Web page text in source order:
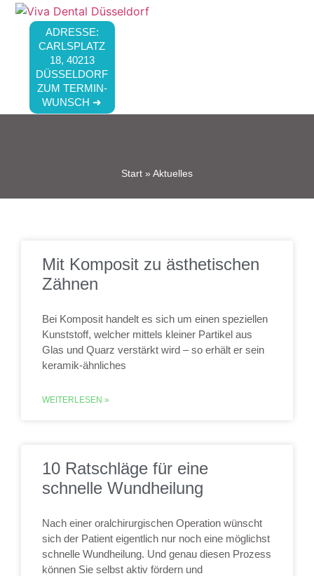
ADRESSE:
CARLSPLATZ
18, 40213
DÜSSELDORF
ZUM TERMIN-
WUNSCH ➜
Start » Aktuelles
Mit Komposit zu ästhetischen
Zähnen
Bei Komposit handelt es sich um einen speziellen
Kunststoff, welcher mittels kleiner Partikel aus
Glas und Quarz verstärkt wird – so erhält er sein
keramik-ähnliches
WEITERLESEN »
10 Ratschläge für eine
schnelle Wundheilung
Nach einer oralchirurgischen Operation wünscht
sich der Patient eigentlich nur noch eine möglichst
schnelle Wundheilung. Und genau diesen Prozess
können Sie selbst aktiv fördern und